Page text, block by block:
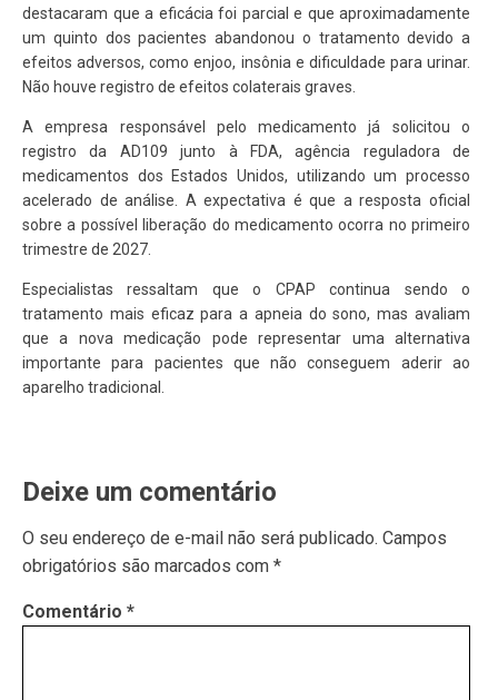
destacaram que a eficácia foi parcial e que aproximadamente
um quinto dos pacientes abandonou o tratamento devido a
efeitos adversos, como enjoo, insônia e dificuldade para urinar.
Não houve registro de efeitos colaterais graves.
A empresa responsável pelo medicamento já solicitou o
registro da AD109 junto à FDA, agência reguladora de
medicamentos dos Estados Unidos, utilizando um processo
acelerado de análise. A expectativa é que a resposta oficial
sobre a possível liberação do medicamento ocorra no primeiro
trimestre de 2027.
Especialistas ressaltam que o CPAP continua sendo o
tratamento mais eficaz para a apneia do sono, mas avaliam
que a nova medicação pode representar uma alternativa
importante para pacientes que não conseguem aderir ao
aparelho tradicional.
Deixe um comentário
O seu endereço de e-mail não será publicado. Campos
obrigatórios são marcados com *
Comentário *